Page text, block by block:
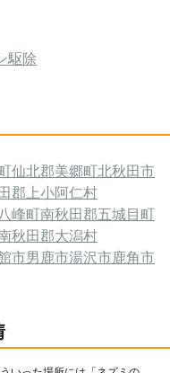
駆除
仙北郡美郷町北秋田市
郡上小阿仁村
峰町南秋田郡五城目町
秋田郡大潟村
市男鹿市湯沢市鹿角市